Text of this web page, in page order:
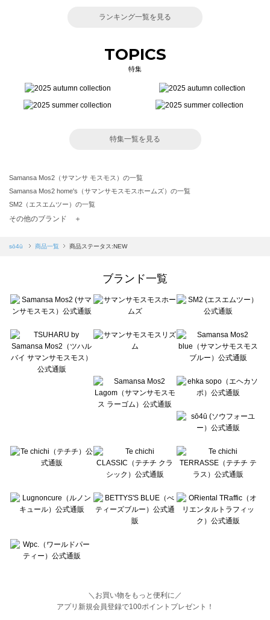
ランキング一覧を見る
TOPICS
特集
特集一覧を見る
Samansa Mos2（サマンサ モスモス）の一覧
Samansa Mos2 home's（サマンサモスモスホームズ）の一覧
SM2（エスエムツー）の一覧
TSUHARU by Samansa Mos2（ツハルバイサマンサモスモス）の一覧
Samansa Mos2 blue（サマンサモスモス ブルー）の一覧
Te chichi（テチチ）の一覧
Te chichi CLASSIC（テチチ クラシック）の一覧
Lugnoncure（ルノンキュール）の一覧
BETTY'S BLUE（べティーズブルー）の一覧
Wpc.（ワールドパーティー）の一覧
その他のブランド ＋
sō4ū 商品一覧 商品ステータス:NEW
ブランド一覧
＼お買い物をもっと便利に／
アプリ新規会員登録で100ポイントプレゼント！